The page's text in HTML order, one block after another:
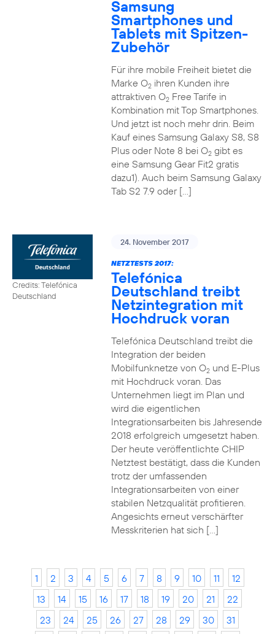
Samsung
Smartphones und
Tablets mit Spitzen-
Zubehör
Für ihre mobile Freiheit bietet die
Marke O2ihren Kunden ihre
attraktiven O2Free Tarife in
Kombination mit Top Smartphones.
Und jetzt ist noch mehr drin. Beim
Kauf eines Samsung Galaxy S8, S8
Plus oder Note 8 bei O2gibt es
eine Samsung Gear Fit2 gratis
dazu1). Auch beim Samsung Galaxy
Tab S2 7.9 oder […]
Credits: Telefónica
Deutschland
24. November 2017
NETZTESTS 2017:
Telefónica
Deutschland treibt
Netzintegration mit
Hochdruck voran
Telefónica Deutschland treibt die
Integration der beiden
Mobilfunknetze von O2und E-Plus
mit Hochdruck voran. Das
Unternehmen liegt im Plan und
wird die eigentlichen
Integrationsarbeiten bis Jahresende
2018 erfolgreich umgesetzt haben.
Der heute veröffentlichte CHIP
Netztest bestätigt, dass die Kunden
trotz der umfassenden
Integrationsarbeiten von einer
stabilen Netzqualität profitieren.
Angesichts erneut verschärfter
Messkriterien hat sich […]
1 2 3 4 5 6 7 8 9 10 11
12
13
14 15 16 17 18 19 20 21
22
23
24 25 26 27 28 29 30
31